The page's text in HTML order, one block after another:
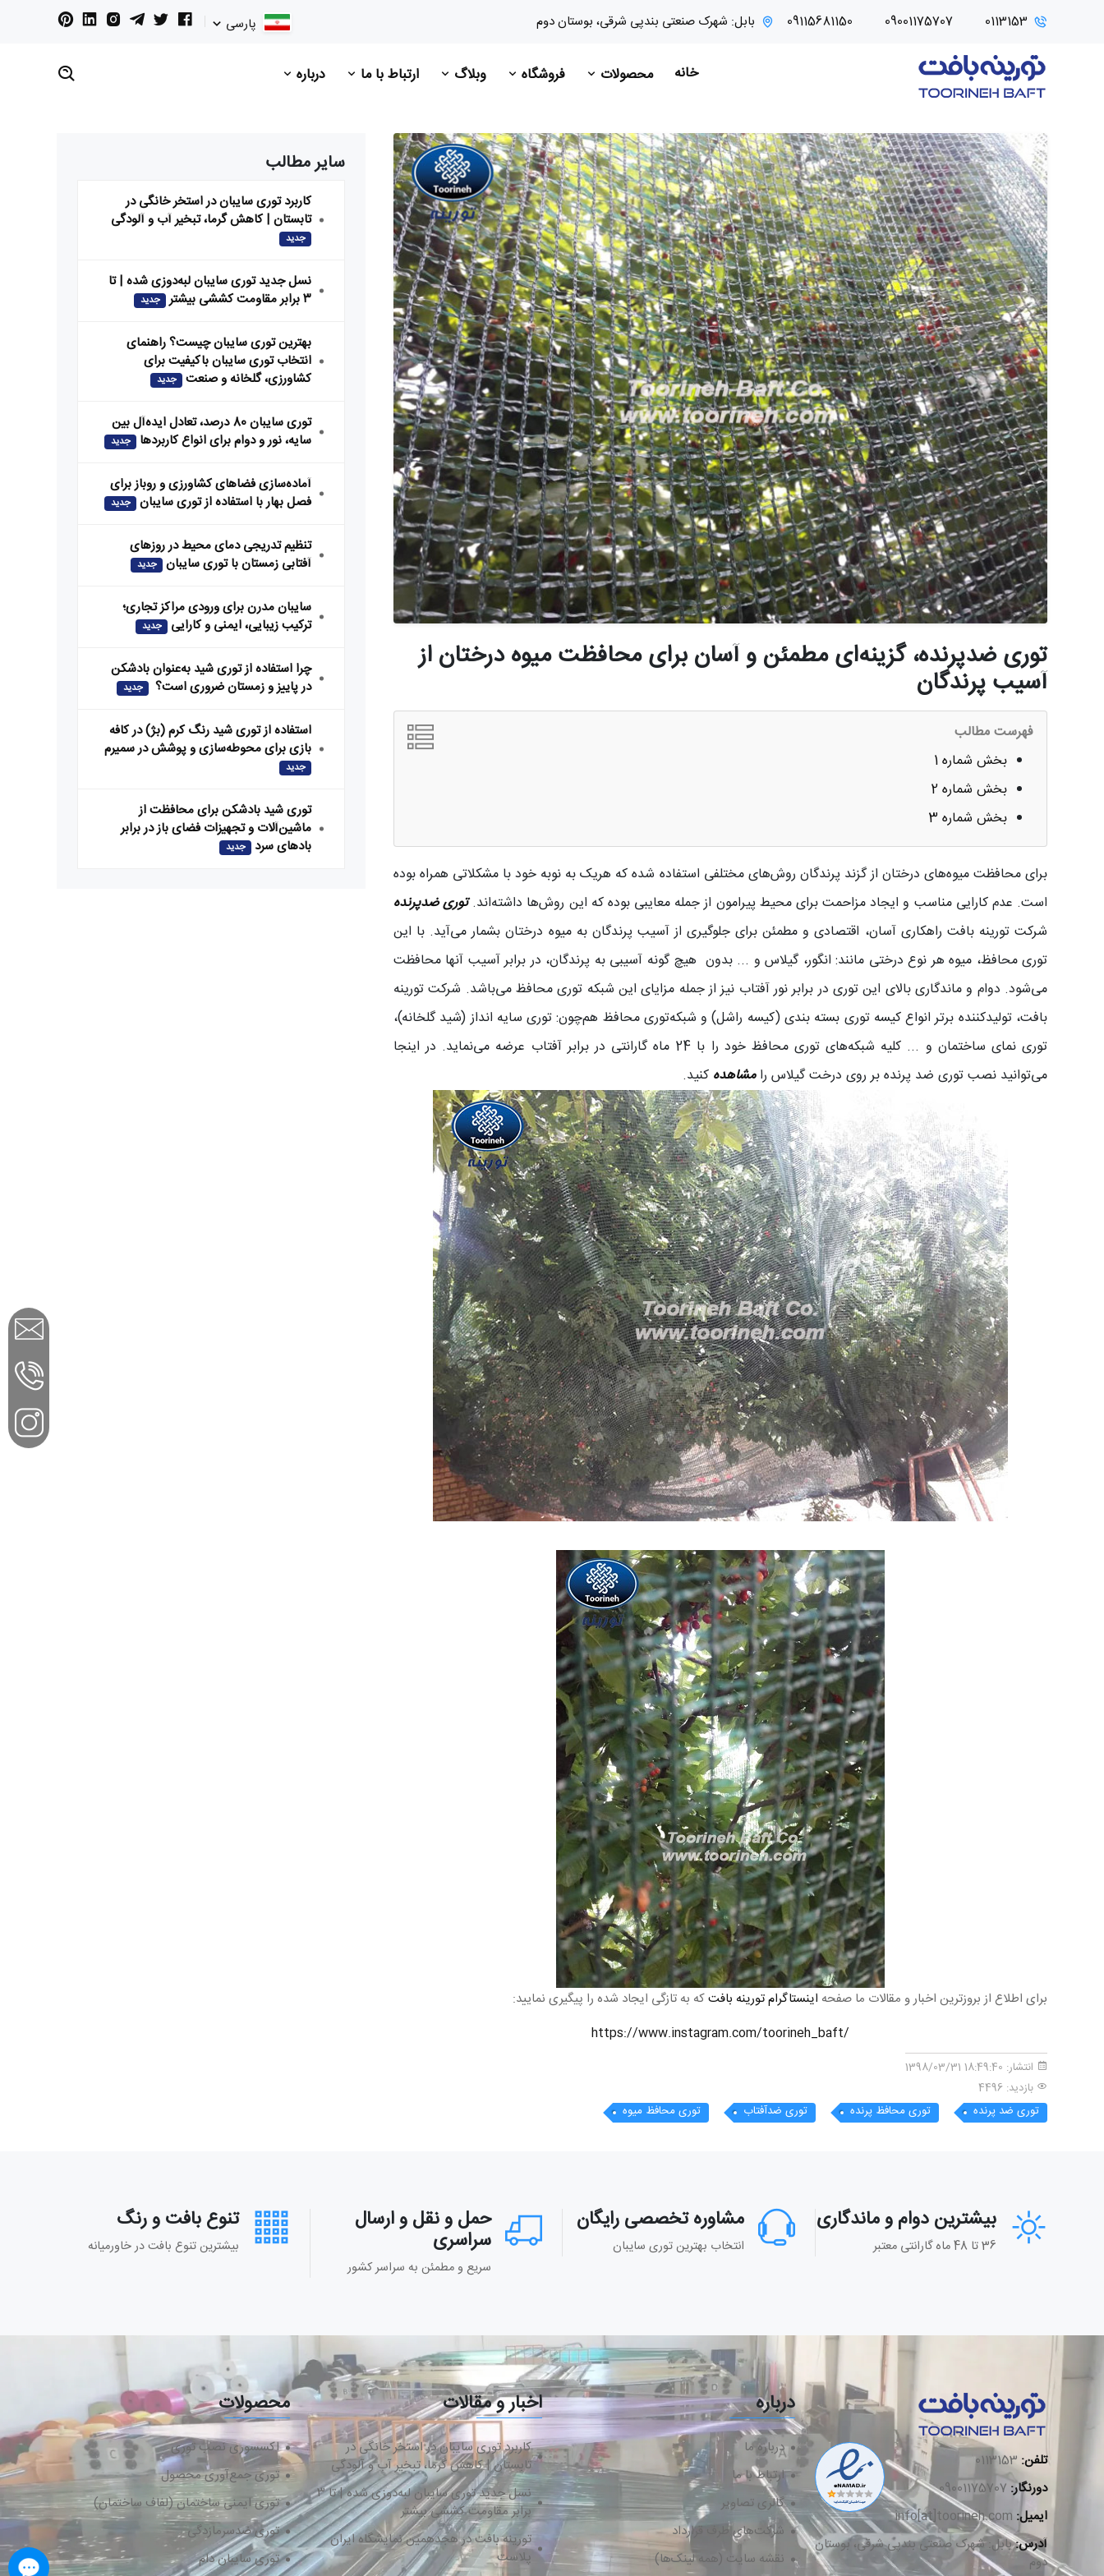
0113153
09001175707
09115681150 بابل: شهرک صنعتی بندپی شرقی، بوستان دوم پارسی
خانه محصولات فروشگاه وبلاگ ارتباط با ما درباره
توری ضدپرنده، گزینه‌ای مطمئن و آسان برای محافظت میوه درختان از
آسیب پرندگان
فهرست مطالب
بخش شماره 1
بخش شماره 2
بخش شماره 3
برای محافظت میوه‌های درختان از گزند پرندگان روش‌های مختلفی استفاده شده که هریک به نوبه خود با مشکلاتی همراه بوده
است. عدم کارایی مناسب و ایجاد مزاحمت برای محیط پیرامون از جمله معایبی بوده که این روش‌ها داشته‌اند.توری ضدپرنده
شرکت تورینه بافت راهکاری آسان، اقتصادی و مطمئن برای جلوگیری از آسیب پرندگان به میوه درختان بشمار می‌آید. با این
توری محافظ، میوه هر نوع درختی مانند: انگور، گیلاس و ... بدون هیچ گونه آسیبی به پرندگان، در برابر آسیب آنها محافظت
می‌شود. دوام و ماندگاری بالای این توری در برابر نور آفتاب نیز از جمله مزایای این شبکه توری محافظ می‌باشد. شرکت تورینه
بافت، تولیدکننده برتر انواع کیسه‌ توری بسته بندی (کیسه راشل) و شبکه‌توری محافظ هم‌چون: توری سایه انداز (شید گلخانه)،
توری نمای ساختمان و ... کلیه شبکه‌های توری محافظ خود را با 24 ماه گارانتی در برابر آفتاب عرضه می‌نماید. در اینجا
می‌توانید نصب توری ضد پرنده بر روی درخت گیلاس رامشاهده کنید.
برای اطلاع از بروزترین اخبار و مقالات ما صفحه اینستاگرام تورینه بافتکه به تازگی ایجاد شده را پیگیری نمایید:
/https://www.instagram.com/toorineh_baft
انتشار: 18:49:40 1398/03/31
بازدید: 4496
توری ضد پرنده
توری محافظ پرنده توری ضدآفتاب توری محافظ میوه
سایر مطالب
کاربرد توری سایبان در استخر خانگی در
تابستان | کاهش گرما، تبخیر آب و آلودگی
جدید
نسل جدید توری سایبان لبه‌دوزی شده | تا
۳ برابر مقاومت کششی بیشتر
جدید
بهترین توری سایبان چیست؟ راهنمای
انتخاب توری سایبان باکیفیت برای
کشاورزی، گلخانه و صنعت جدید
توری سایبان 80 درصد، تعادل ایده‌آل بین
سایه، نور و دوام برای انواع کاربردها
جدید
آماده‌سازی فضاهای کشاورزی و روباز برای
فصل بهار با استفاده از توری سایبان جدید
تنظیم تدریجی دمای محیط در روزهای
آفتابی زمستان با توری سایبان جدید
سایبان مدرن برای ورودی مراکز تجاری؛
ترکیب زیبایی، ایمنی و کارایی
جدید
چرا استفاده از توری شید به‌عنوان بادشکن
در پاییز و زمستان ضروری است؟
جدید
استفاده از توری شید رنگ کرم (بژ) در کافه‌
بازی برای محوطه‌سازی و پوشش در سمیرم
جدید
توری شید بادشکن برای محافظت از
ماشین‌آلات و تجهیزات فضای باز در برابر
بادهای سرد
جدید
بیشترین دوام و ماندگاری
36 تا 48 ماه گارانتی معتبر
مشاوره تخصصی رایگان
انتخاب بهترین توری سایبان
حمل و نقل و ارسال
سراسری
سریع و مطمئن به سراسر کشور
تنوع بافت و رنگ
بیشترین تنوع بافت در خاورمیانه
تلفن: 0113153
دورنگار: 09001175707
ایمیل: info[at]toorineh.com
آدرس:بابل: شهرک صنعتی بندپی شرقی، بوستان
دوم
درباره
درباره ما
ارتباط با ما
گالری تصاویر
شرکت‌های طرف قرارداد
نقشه سایت (همه لینک‌ها)
اخبار و مقالات
کاربرد توری سایبان در استخر خانگی در
تابستان | کاهش گرما، تبخیر آب و آلودگی
نسل جدید توری سایبان لبه‌دوزی شده | تا ۳
برابر مقاومت کششی بیشتر
تورینه بافت در هجدهمین نمایشگاه ایران
پلاست
محصولات
اکسسوری نصب توری
توری جمع‌آوری محصول
توری ایمنی ساختمان (لفاف ساختمان)
توری ضدسرمازدگی
توری سایبان دام